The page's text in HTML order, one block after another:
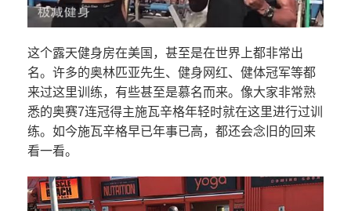
这个露天健身房在美国，甚至是在世界上都非常出
名。许多的奥林匹亚先生、健身网红、健体冠军等都
来过这里训练，有些甚至是慕名而来。像大家非常熟
悉的奥赛7连冠得主施瓦辛格年轻时就在这里进行过训
练。如今施瓦辛格早已年事已高，都还会念旧的回来
看一看。